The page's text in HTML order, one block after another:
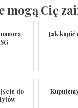
mogą Cię
Jak
do